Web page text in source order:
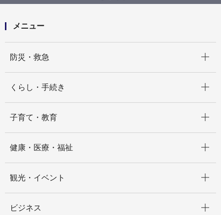
ンを策定しました！」
メニュー
防災・救急
くらし・手続き
子育て・教育
健康・医療・福祉
観光・イベント
ビジネス